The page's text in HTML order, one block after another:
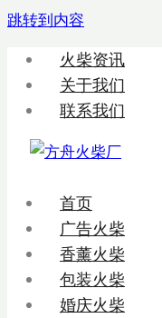
跳转到内容
火柴资讯
关于我们
联系我们
首页
广告火柴
香薰火柴
包装火柴
婚庆火柴